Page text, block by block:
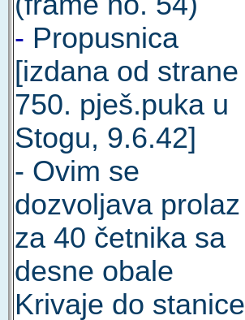
- Propusnica
[izdana od strane
750. pješ.puka u
Stogu, 9.6.42]
- Ovim se
dozvoljava prolaz
za 40 četnika sa
desne obale
Krivaje do stanice